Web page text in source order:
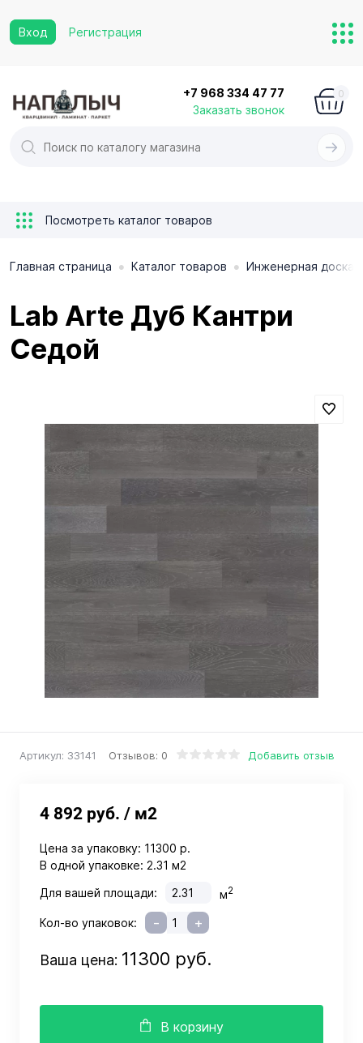
Вход Регистрация
+7 968 334 47 77
Заказать звонок
0
Посмотреть каталог товаров
Главная страница • Каталог товаров • Инженерная доска
Lab Arte Дуб Кантри
Седой
Отзывов: 0 Добавить отзыв
Артикул: 33141
4 892 руб. / м2
Цена за упаковку: 11300 р.
В одной упаковке: 2.31 м2
Для вашей площади:
м2
Кол-во упаковок: - +
Ваша цена: 11300 руб.
В корзину